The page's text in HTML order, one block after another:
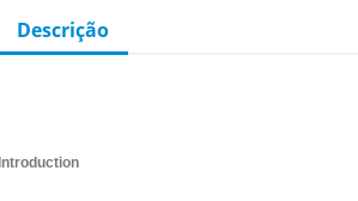
Descrição
Introduction